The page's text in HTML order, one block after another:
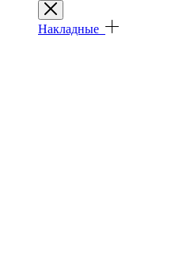
Накладные